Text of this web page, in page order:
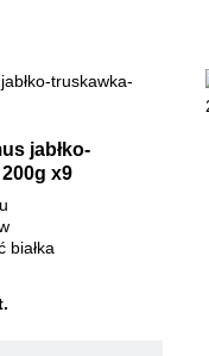
jabłko-
x9
białka